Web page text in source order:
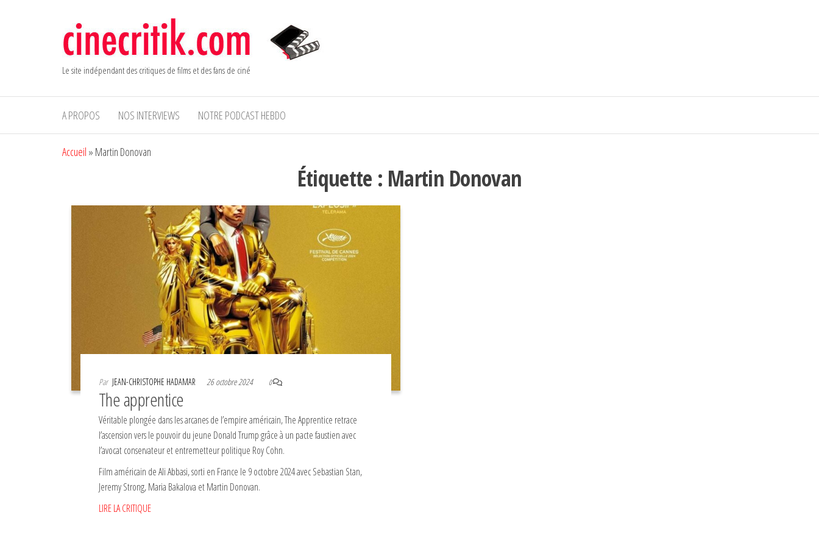
Le site indépendant des critiques de films et des fans de ciné
A PROPOS NOS INTERVIEWS NOTRE PODCAST HEBDO
Accueil » Martin Donovan
Étiquette : Martin Donovan
Par JEAN-CHRISTOPHE HADAMAR 26 octobre 2024 0
The apprentice
Véritable plongée dans les arcanes de l’empire américain, The Apprentice retrace
l’ascension vers le pouvoir du jeune Donald Trump grâce à un pacte faustien avec
l’avocat conservateur et entremetteur politique Roy Cohn.
Film américain de Ali Abbasi, sorti en France le 9 octobre 2024 avec Sebastian Stan,
Jeremy Strong, Maria Bakalova et Martin Donovan.
LIRE LA CRITIQUE